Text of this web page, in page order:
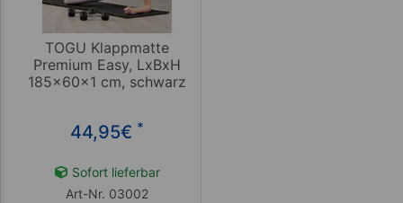
TOGU Klappmatte
Premium Easy, LxBxH
185x60x1 cm, schwarz
44,95€ *
Sofort lieferbar
Art-Nr. 03002